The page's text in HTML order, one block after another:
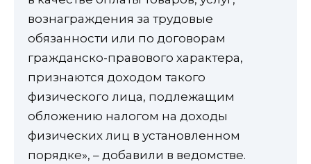
вознаграждения за трудовые
обязанности или по договорам
гражданско-правового характера,
признаются доходом такого
физического лица, подлежащим
обложению налогом на доходы
физических лиц в установленном
порядке», – добавили в ведомстве.